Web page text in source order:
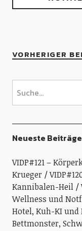
VORHERIGER
Neueste Beiträge
VIDP#121 –
Krueger
Kannibalen-Heil
Wellness und
Hotel, Kuh-KI und
Bettmonster,